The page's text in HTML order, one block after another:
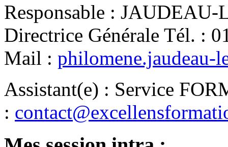
Responsable : JAUDEAU-
Directrice Générale Tél. :
Mail : philomene.jaudeau-
Assistant(e) : Service
: